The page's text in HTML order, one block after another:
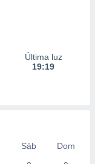
Última luz
19:19
Sáb
Dom